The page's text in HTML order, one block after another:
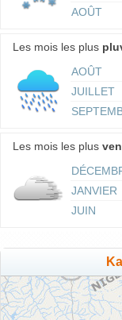
AOÛT
Les mois les plus
AOÛT
JUILLET
Les mois les plus
JANVIER
JUIN